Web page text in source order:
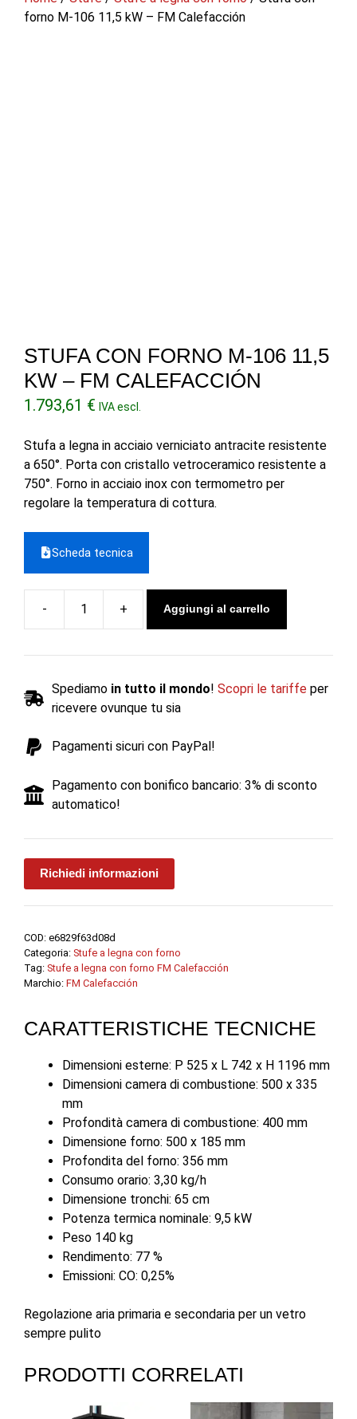
forno M-106 11,5 kW – FM Calefacción
STUFA CON FORNO M-106 11,5
KW – FM CALEFACCIÓN
1.793,61 € IVA escl.
Stufa a legna in acciaio verniciato antracite resistente
a 650°. Porta con cristallo vetroceramico resistente a
750°. Forno in acciaio inox con termometro per
regolare la temperatura di cottura.
Scheda tecnica
Stufa
forno
106
11,5
-
Calefacción
Aggiungi al carrello
Spediamo in tutto il mondo! Scopri le tariffe per
ricevere ovunque tu sia
Pagamenti sicuri con PayPal!
Pagamento con bonifico bancario: 3% di sconto
automatico!
Richiedi informazioni
COD: e6829f63d08d
Categoria: Stufe a legna con forno
Tag: Stufe a legna con forno FM Calefacción
Marchio: FM Calefacción
CARATTERISTICHE TECNICHE
Dimensioni esterne: P 525 x L 742 x H 1196 mm
Dimensioni camera di combustione: 500 x 335
mm
Profondità camera di combustione: 400 mm
Dimensione forno: 500 x 185 mm
Profondita del forno: 356 mm
Consumo orario: 3,30 kg/h
Dimensione tronchi: 65 cm
Potenza termica nominale: 9,5 kW
Peso 140 kg
Rendimento: 77 %
Emissioni: CO: 0,25%
Regolazione aria primaria e secondaria per un vetro
sempre pulito
PRODOTTI CORRELATI